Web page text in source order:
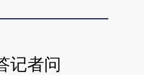
记者问